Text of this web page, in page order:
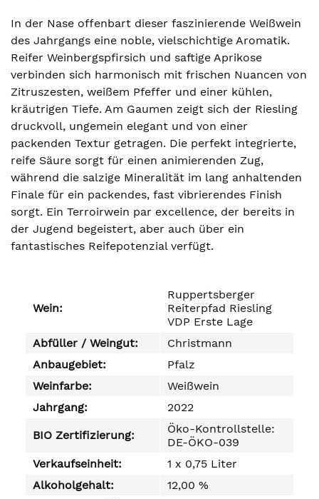
In der Nase offenbart dieser faszinierende Weißwein
des Jahrgangs eine noble, vielschichtige Aromatik.
Reifer Weinbergspfirsich und saftige Aprikose
verbinden sich harmonisch mit frischen Nuancen von
Zitruszesten, weißem Pfeffer und einer kühlen,
kräutrigen Tiefe. Am Gaumen zeigt sich der Riesling
druckvoll, ungemein elegant und von einer
packenden Textur getragen. Die perfekt integrierte,
reife Säure sorgt für einen animierenden Zug,
während die salzige Mineralität im lang anhaltenden
Finale für ein packendes, fast vibrierendes Finish
sorgt. Ein Terroirwein par excellence, der bereits in
der Jugend begeistert, aber auch über ein
fantastisches Reifepotenzial verfügt.
Wein:
Ruppertsberger
Reiterpfad Riesling
VDP Erste Lage
Abfüller / Weingut:
Christmann
Anbaugebiet:
Pfalz
Weinfarbe:
Weißwein
Jahrgang:
2022
BIO Zertifizierung:
Öko-Kontrollstelle:
DE-ÖKO-039
Verkaufseinheit:
1 x 0,75 Liter
Alkoholgehalt:
12,00 %